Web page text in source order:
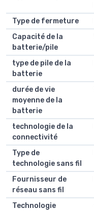
Type de fermeture
Capacité de la
batterie/pile
type de pile de la
batterie
durée de vie
moyenne de la
batterie
technologie de la
connectivité
Type de
technologie sans fil
Fournisseur de
réseau sans fil
Technologie